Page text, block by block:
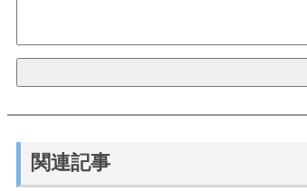
関連記事